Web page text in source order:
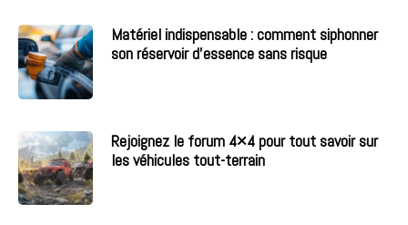
Matériel indispensable : comment siphonner
son réservoir d’essence sans risque
Rejoignez le forum 4×4 pour tout savoir sur
les véhicules tout-terrain